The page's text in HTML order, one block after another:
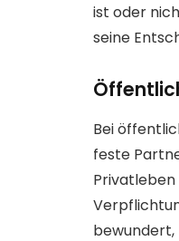
ist oder
seine
Bei
feste
bewundert,